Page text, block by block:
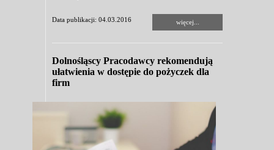
Data publikacji: 04.03.2016 więcej...
Dolnośląscy Pracodawcy rekomendują
ułatwienia w dostępie do pożyczek dla
firm